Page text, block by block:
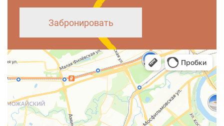
Забронировать